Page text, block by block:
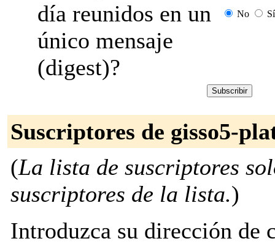
día reunidos en un
único mensaje
(digest)?
No Sí
Suscriptores de gisso5-
(La lista de suscriptores
suscriptores de la lista.)
Introduzca su dirección de